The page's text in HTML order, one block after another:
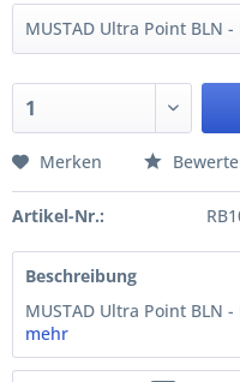
Merken
Artikel-Nr.:
Beschreibung
MUSTAD Ultra Point BLN
mehr